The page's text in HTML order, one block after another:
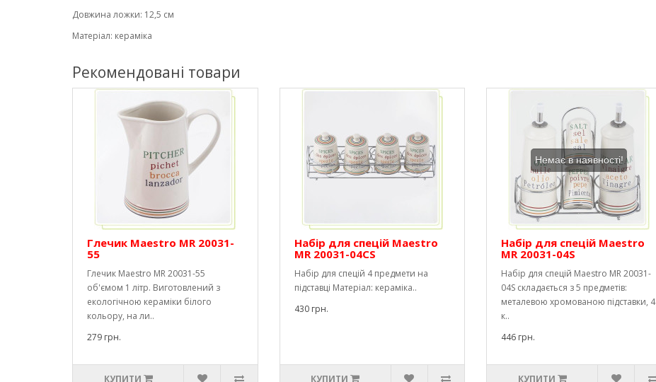
Довжина ложки: 12,5 см
Матеріал: кераміка
Рекомендовані товари
Глечик Maestro MR 20031-
55
Глечик Maestro MR 20031-55
об'ємом 1 літр. Виготовлений з
екологічною кераміки білого
кольору, на ли..
279 грн.
КУПИТИ
Набір для спецій Maestro
MR 20031-04CS
Набір для спецій 4 предмети на
підставці Матеріал: кераміка..
430 грн.
КУПИТИ
Немає в наявності!
Набір для спецій Maestro
MR 20031-04S
Набір для спецій Maestro MR 20031-
04S складається з 5 предметів:
металевою хромованою підставки, 4
к..
446 грн.
КУПИТИ